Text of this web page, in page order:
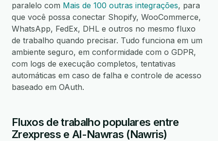
paralelo com Mais de 100 outras integrações, para
que você possa conectar Shopify, WooCommerce,
WhatsApp, FedEx, DHL e outros no mesmo fluxo
de trabalho quando precisar. Tudo funciona em um
ambiente seguro, em conformidade com o GDPR,
com logs de execução completos, tentativas
automáticas em caso de falha e controle de acesso
baseado em OAuth.
Fluxos de trabalho populares entre
Zrexpress e Al-Nawras (Nawris)